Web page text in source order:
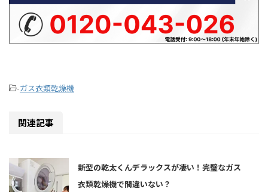
-ガス衣類乾燥機
関連記事
新型の乾太くんデラックスが凄い！完璧なガス
衣類乾燥機で間違いない？